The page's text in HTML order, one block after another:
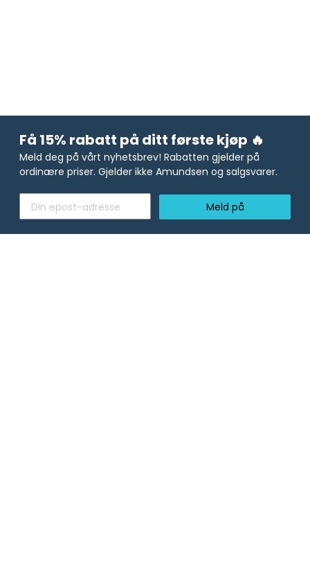
Få 15% rabatt på ditt første kjøp 🔥
Meld deg på vårt nyhetsbrev! Rabatten gjelder på
ordinære priser. Gjelder ikke Amundsen og salgsvarer.
Meld på